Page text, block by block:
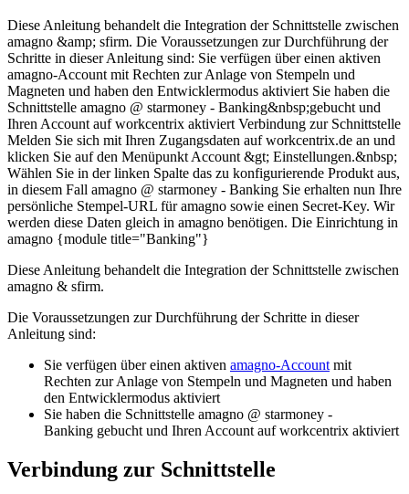
Diese Anleitung behandelt die Integration der Schnittstelle zwischen
amagno &amp; sfirm. Die Voraussetzungen zur Durchführung der
Schritte in dieser Anleitung sind: Sie verfügen über einen aktiven
amagno-Account mit Rechten zur Anlage von Stempeln und
Magneten und haben den Entwicklermodus aktiviert Sie haben die
Schnittstelle amagno @ starmoney - Banking&nbsp;gebucht und
Ihren Account auf workcentrix aktiviert Verbindung zur Schnittstelle
Melden Sie sich mit Ihren Zugangsdaten auf workcentrix.de an und
klicken Sie auf den Menüpunkt Account &gt; Einstellungen.&nbsp;
Wählen Sie in der linken Spalte das zu konfigurierende Produkt aus,
in diesem Fall amagno @ starmoney - Banking Sie erhalten nun Ihre
persönliche Stempel-URL für amagno sowie einen Secret-Key. Wir
werden diese Daten gleich in amagno benötigen. Die Einrichtung in
amagno {module title="Banking"}
Diese Anleitung behandelt die Integration der Schnittstelle zwischen
amagno & sfirm.
Die Voraussetzungen zur Durchführung der Schritte in dieser
Anleitung sind:
Sie verfügen über einen aktiven amagno-Accountmit
Rechten zur Anlage von Stempeln und Magneten und haben
den Entwicklermodus aktiviert
Sie haben die Schnittstelle amagno @ starmoney -
Banking gebucht und Ihren Account auf workcentrix aktiviert
Verbindung zur Schnittstelle